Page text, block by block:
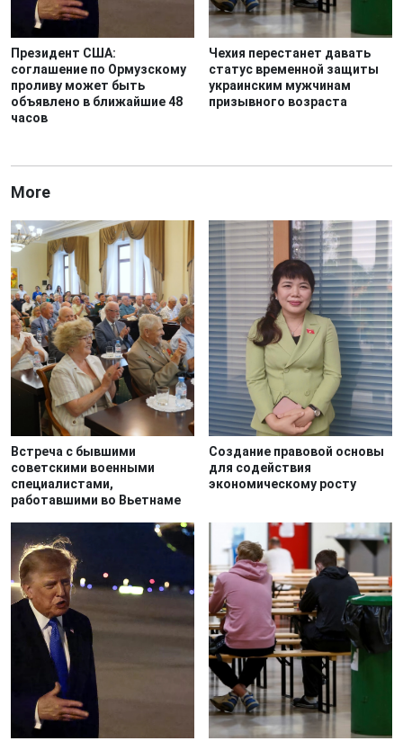
Президент США:
соглашение по Ормузскому
проливу может быть
объявлено в ближайшие 48
часов
Чехия перестанет давать
статус временной защиты
украинским мужчинам
призывного возраста
More
Встреча с бывшими
советскими военными
специалистами,
работавшими во Вьетнаме
Создание правовой основы
для содействия
экономическому росту